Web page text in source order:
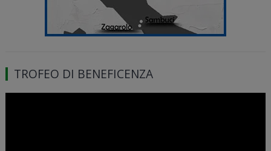
TROFEO DI BENEFICENZA